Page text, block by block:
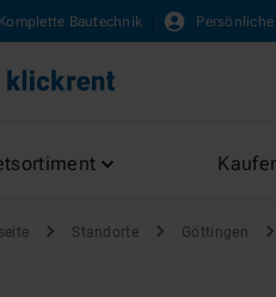
Komplette Bautechnik
Standorte Göttingen